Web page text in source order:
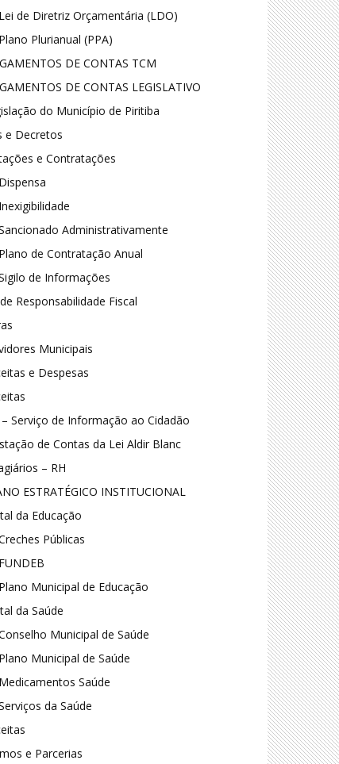
Lei de Diretriz Orçamentária (LDO)
Plano Plurianual (PPA)
DE CONTAS TCM
DE CONTAS LEGISLATIVO
do Município de Piritiba
e Decretos
e Contratações
Dispensa
Inexigibilidade
Administrativamente
Plano de Contratação Anual
de Informações
Responsabilidade Fiscal
Municipais
e Despesas
– Serviço de Informação ao Cidadão
de Contas da Lei Aldir Blanc
– RH
ESTRATÉGICO INSTITUCIONAL
da Educação
Públicas
FUNDEB
Plano Municipal de Educação
da Saúde
Municipal de Saúde
Plano Municipal de Saúde
Medicamentos Saúde
da Saúde
e Parcerias